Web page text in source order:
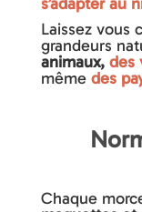
Laissez vous
grandeurs
animaux, des
même des
Chaque